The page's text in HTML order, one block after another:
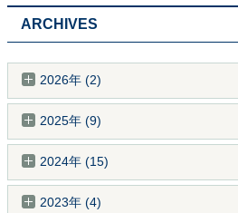
ARCHIVES
2026年 (2)
2025年 (9)
2024年 (15)
2023年 (4)